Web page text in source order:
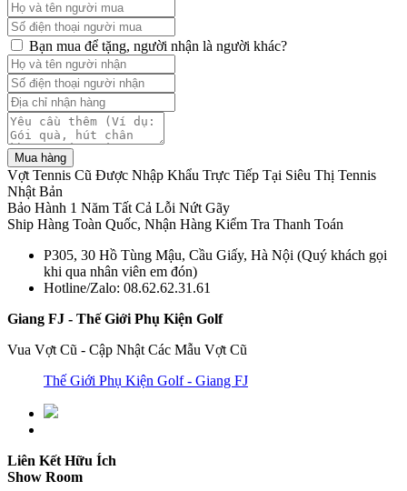
Bạn mua để tặng, người nhận là người khác?
Mua hàng
Vợt Tennis Cũ Được Nhập Khẩu Trực Tiếp Tại Siêu Thị Tennis
Nhật Bản
Bảo Hành 1 Năm Tất Cả Lỗi Nứt Gãy
Ship Hàng Toàn Quốc, Nhận Hàng Kiểm Tra Thanh Toán
P305, 30 Hồ Tùng Mậu, Cầu Giấy, Hà Nội (Quý khách gọi
khi qua nhân viên em đón)
Hotline/Zalo: 08.62.62.31.61
Giang FJ - Thế Giới Phụ Kiện Golf
Vua Vợt Cũ - Cập Nhật Các Mẫu Vợt Cũ
Thế Giới Phụ Kiện Golf - Giang FJ
Liên Kết Hữu Ích
Show Room